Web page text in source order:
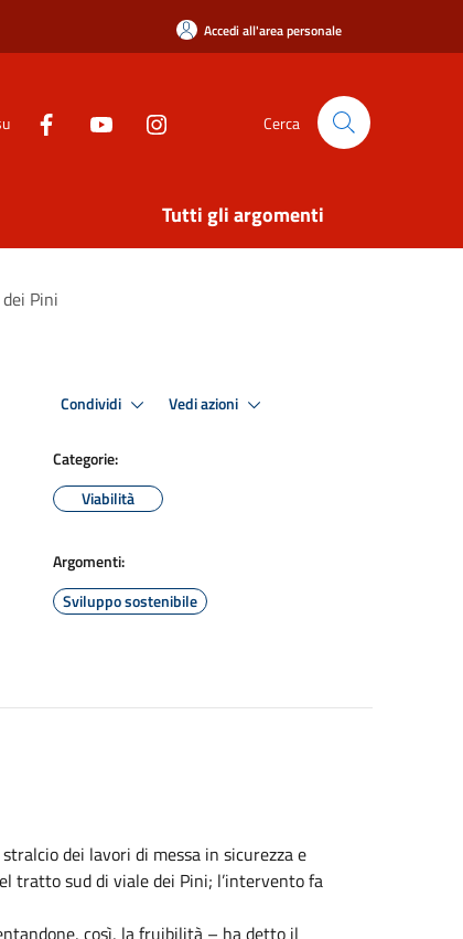
Accedi all'area personale
Cerca
Tutti gli argomenti
Pini
Condividi Vedi azioni
Categorie:
Viabilità
Argomenti:
Sviluppo sostenibile
dei lavori di messa in sicurezza e
tratto sud di viale dei Pini; l’intervento fa
così, la fruibilità – ha detto il